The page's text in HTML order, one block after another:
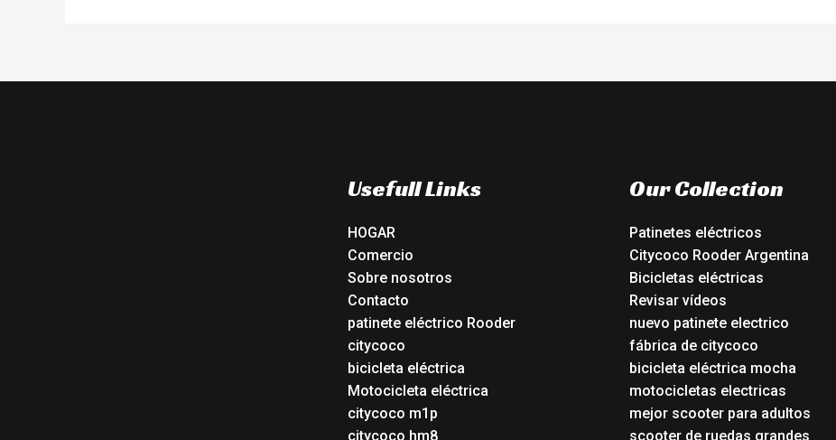
Usefull Links
HOGAR
Comercio
Sobre nosotros
Contacto
patinete eléctrico Rooder
citycoco
bicicleta eléctrica
Motocicleta eléctrica
citycoco m1p
citycoco hm8
Our Collection
Patinetes eléctricos
Citycoco Rooder Argentina
Bicicletas eléctricas
Revisar vídeos
nuevo patinete electrico
fábrica de citycoco
bicicleta eléctrica mocha
motocicletas electricas
mejor scooter para adultos
scooter de ruedas grandes